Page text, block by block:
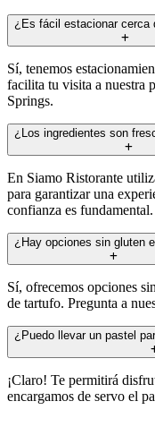
¿Es fácil estacionar cerca
Sí, tenemos
facilita tu visita a nuestra
Springs.
¿Los ingredientes son
En Siamo Ristorante
para garantizar una
confianza es fundamental.
¿Hay opciones sin gluten
Sí, ofrecemos opciones
de tartufo. Pregunta a
¿Puedo llevar un pastel
¡Claro! Te permitirá
encargamos de servo el